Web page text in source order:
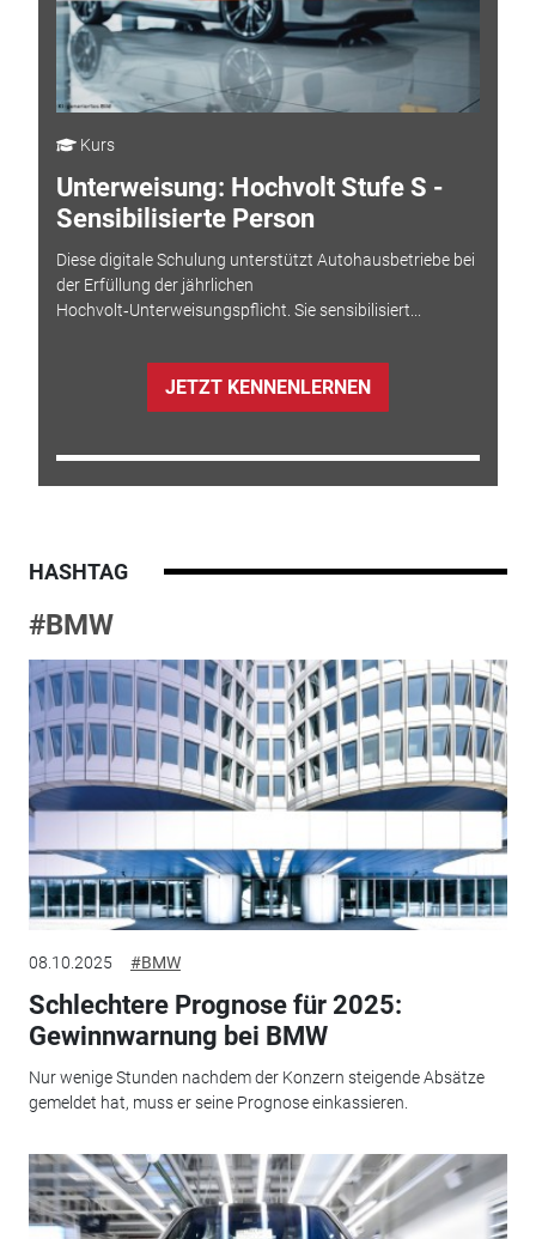
Kurs
Unterweisung: Hochvolt Stufe S -
Sensibilisierte Person
Diese digitale Schulung unterstützt Autohausbetriebe bei
der Erfüllung der jährlichen
Hochvolt‑Unterweisungspflicht. Sie sensibilisiert...
JETZT KENNENLERNEN
HASHTAG
#BMW
08.10.2025 #BMW
Schlechtere Prognose für 2025:
Gewinnwarnung bei BMW
Nur wenige Stunden nachdem der Konzern steigende Absätze
gemeldet hat, muss er seine Prognose einkassieren.